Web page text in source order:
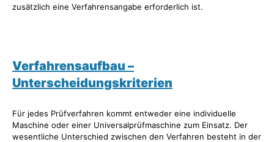
zusätzlich eine Verfahrensangabe erforderlich ist.
Verfahrensaufbau –
Unterscheidungskriterien
Für jedes Prüfverfahren kommt entweder eine individuelle
Maschine oder einer Universalprüfmaschine zum Einsatz. Der
wesentliche Unterschied zwischen den Verfahren besteht in der